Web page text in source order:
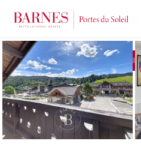
EXCLUSIVITÉ SOUS COMPROMIS